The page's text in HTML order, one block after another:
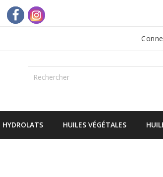
HYDROLATS HUILES VÉGÉTALES